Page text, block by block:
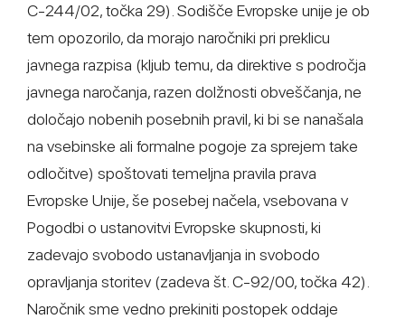
C-244/02, točka 29). Sodišče Evropske unije je ob
tem opozorilo, da morajo naročniki pri preklicu
javnega razpisa (kljub temu, da direktive s področja
javnega naročanja, razen dolžnosti obveščanja, ne
določajo nobenih posebnih pravil, ki bi se nanašala
na vsebinske ali formalne pogoje za sprejem take
odločitve) spoštovati temeljna pravila prava
Evropske Unije, še posebej načela, vsebovana v
Pogodbi o ustanovitvi Evropske skupnosti, ki
zadevajo svobodo ustanavljanja in svobodo
opravljanja storitev (zadeva št. C-92/00, točka 42).
Naročnik sme vedno prekiniti postopek oddaje